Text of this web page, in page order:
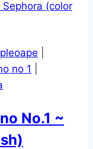
no 1
No.1 ~